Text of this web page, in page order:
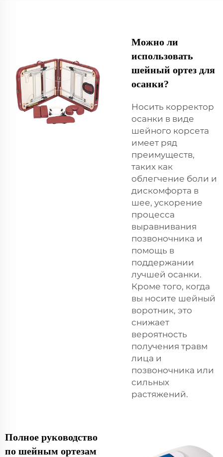
Можно ли
использовать
шейный ортез для
осанки?
Носить корректор
осанки в виде
шейного корсета
имеет ряд
преимуществ,
таких как
облегчение боли и
дискомфорта в
шее, ускорение
процесса
выравнивания
позвоночника и
помощь в
поддержании
лучшей осанки.
Кроме того, когда
вы носите шейный
воротник, это
снижает
вероятность
получения травм
лица и
позвоночника или
сильных
растяжений.
Полное руководство
по шейным ортезам